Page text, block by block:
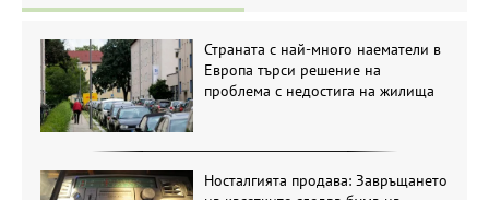
Страната с най-много наематели в
Европа търси решение на
проблема с недостига на жилища
Носталгията продава: Завръщането